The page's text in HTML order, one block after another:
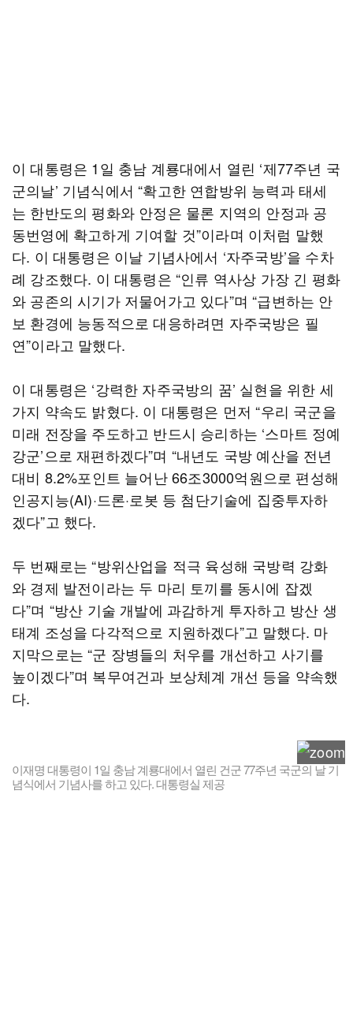
이 대통령은 1일 충남 계룡대에서 열린 ‘제77주년 국
군의날’ 기념식에서 “확고한 연합방위 능력과 태세
는 한반도의 평화와 안정은 물론 지역의 안정과 공
동번영에 확고하게 기여할 것”이라며 이처럼 말했
다. 이 대통령은 이날 기념사에서 ‘자주국방’을 수차
례 강조했다. 이 대통령은 “인류 역사상 가장 긴 평화
와 공존의 시기가 저물어가고 있다”며 “급변하는 안
보 환경에 능동적으로 대응하려면 자주국방은 필
연”이라고 말했다.
이 대통령은 ‘강력한 자주국방의 꿈’ 실현을 위한 세
가지 약속도 밝혔다. 이 대통령은 먼저 “우리 국군을
미래 전장을 주도하고 반드시 승리하는 ‘스마트 정예
강군’으로 재편하겠다”며 “내년도 국방 예산을 전년
대비 8.2%포인트 늘어난 66조3000억원으로 편성해
인공지능(AI)·드론·로봇 등 첨단기술에 집중투자하
겠다”고 했다.
두 번째로는 “방위산업을 적극 육성해 국방력 강화
와 경제 발전이라는 두 마리 토끼를 동시에 잡겠
다”며 “방산 기술 개발에 과감하게 투자하고 방산 생
태계 조성을 다각적으로 지원하겠다”고 말했다. 마
지막으로는 “군 장병들의 처우를 개선하고 사기를
높이겠다”며 복무여건과 보상체계 개선 등을 약속했
다.
이재명 대통령이 1일 충남 계룡대에서 열린 건군 77주년 국군의 날 기
념식에서 기념사를 하고 있다. 대통령실 제공